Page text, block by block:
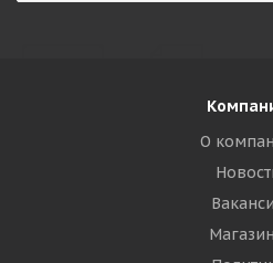
О